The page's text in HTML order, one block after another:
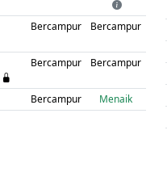
Bercampur Bercampur
Bercampur Bercampur
Bercampur Menaik